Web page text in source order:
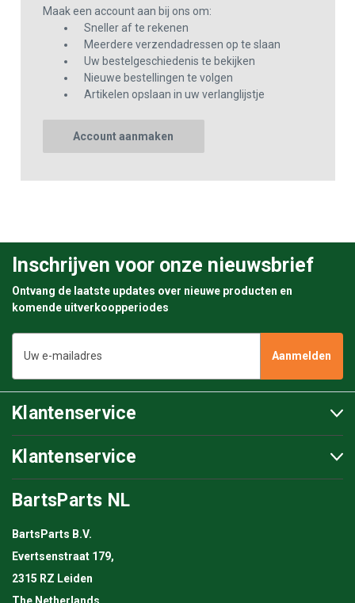
Maak een account aan bij ons om:
Sneller af te rekenen
Meerdere verzendadressen op te slaan
Uw bestelgeschiedenis te bekijken
Nieuwe bestellingen te volgen
Artikelen opslaan in uw verlanglijstje
Account aanmaken
Inschrijven voor onze nieuwsbrief
Ontvang de laatste updates over nieuwe producten en
komende uitverkoopperiodes
mailadres
Klantenservice
Klantenservice
BartsParts NL
BartsParts B.V.
Evertsenstraat 179,
2315 RZ Leiden